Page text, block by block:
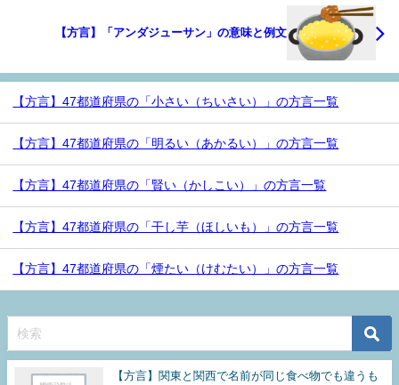
【方言】「アンダジューサン」の意味と例文
【方言】47都道府県の「小さい（ちいさい）」の方言一覧
【方言】47都道府県の「明るい（あかるい）」の方言一覧
【方言】47都道府県の「賢い（かしこい）」の方言一覧
【方言】47都道府県の「干し芋（ほしいも）」の方言一覧
【方言】47都道府県の「煙たい（けむたい）」の方言一覧
【方言】関東と関西で名前が同じ食べ物でも違うも